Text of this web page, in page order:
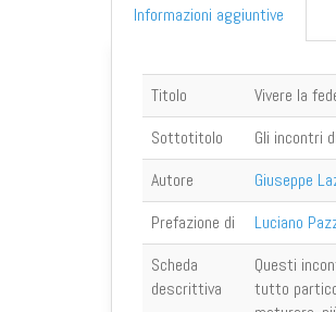
Informazioni aggiuntive
Titolo
Vivere la
Sottotitolo
Gli incontri
Autore
Giuseppe
Prefazione di
Luciano
Scheda
descrittiva
Questi
tutto